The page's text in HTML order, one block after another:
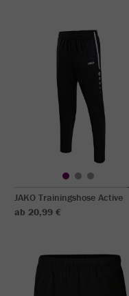
JAKO Trainingshose Active
ab 20,99 €